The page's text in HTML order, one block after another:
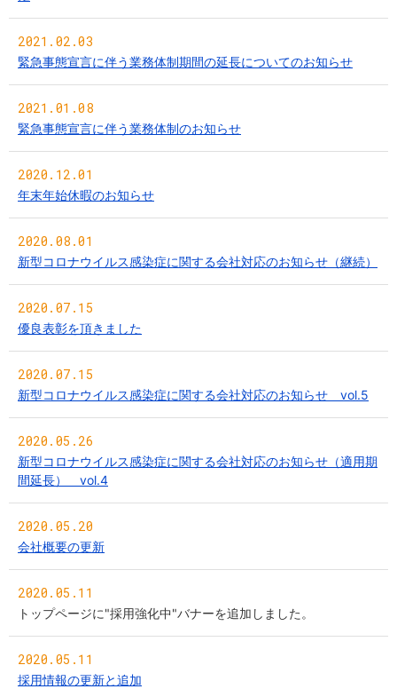
2021.02.03
緊急事態宣言に伴う業務体制期間の延長についてのお知らせ
2021.01.08
緊急事態宣言に伴う業務体制のお知らせ
2020.12.01
年末年始休暇のお知らせ
2020.08.01
新型コロナウイルス感染症に関する会社対応のお知らせ（継続）
2020.07.15
優良表彰を頂きました
2020.07.15
新型コロナウイルス感染症に関する会社対応のお知らせ vol.5
2020.05.26
新型コロナウイルス感染症に関する会社対応のお知らせ（適用期
間延長） vol.4
2020.05.20
会社概要の更新
2020.05.11
トップページに"採用強化中"バナーを追加しました。
2020.05.11
採用情報の更新と追加